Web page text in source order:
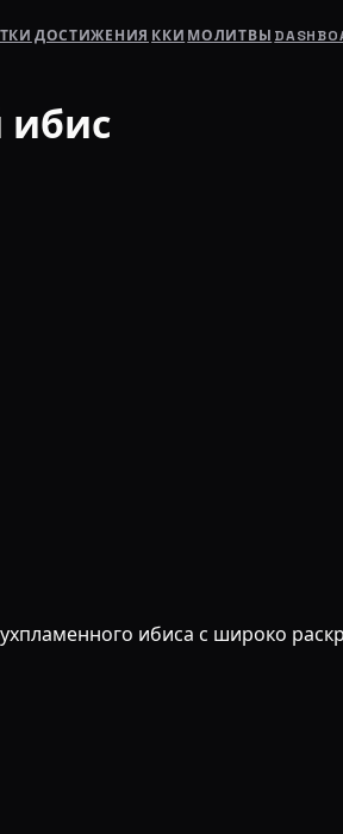
ДОСТИЖЕНИЯ ККИ МОЛИТВЫ
ибис
ибиса с широко